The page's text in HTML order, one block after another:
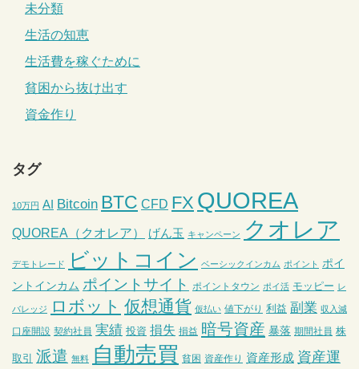
未分類
生活の知恵
生活費を稼ぐために
貧困から抜け出す
資金作り
タグ
10万円 AI Bitcoin BTC CFD FX QUOREA
QUOREA（クオレア） げん玉 キャンペーン クオレア
デモトレード ビットコイン ベーシックインカム ポイント ポイ
ントインカム ポイントサイト ポイントタウン ポイ活 モッピー レ
バレッジ ロボット 仮想通貨 仮払い 値下がり 利益 副業 収入減
口座開設 契約社員 実績 投資 損失 損益 暗号資産 暴落 期間社員 株
取引 派遣 無料 自動売買 貧困 資産作り 資産形成 資産運